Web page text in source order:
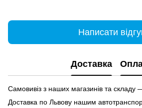
Написати
Доставка
Самовивіз з наших магазинів та складу
Доставка по Львову нашим